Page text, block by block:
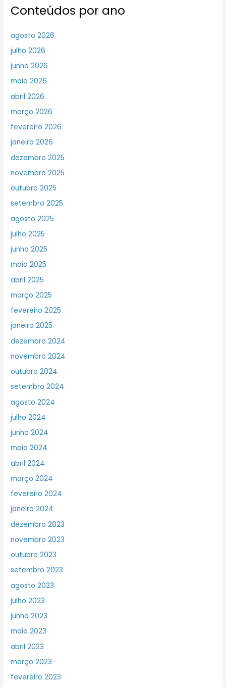
Conteúdos por ano
agosto 2026
julho 2026
junho 2026
maio 2026
abril 2026
março 2026
fevereiro 2026
janeiro 2026
dezembro 2025
novembro 2025
outubro 2025
setembro 2025
agosto 2025
julho 2025
junho 2025
maio 2025
abril 2025
março 2025
fevereiro 2025
janeiro 2025
dezembro 2024
novembro 2024
outubro 2024
setembro 2024
agosto 2024
julho 2024
junho 2024
maio 2024
abril 2024
março 2024
fevereiro 2024
janeiro 2024
dezembro 2023
novembro 2023
outubro 2023
setembro 2023
agosto 2023
julho 2023
junho 2023
maio 2023
abril 2023
março 2023
fevereiro 2023